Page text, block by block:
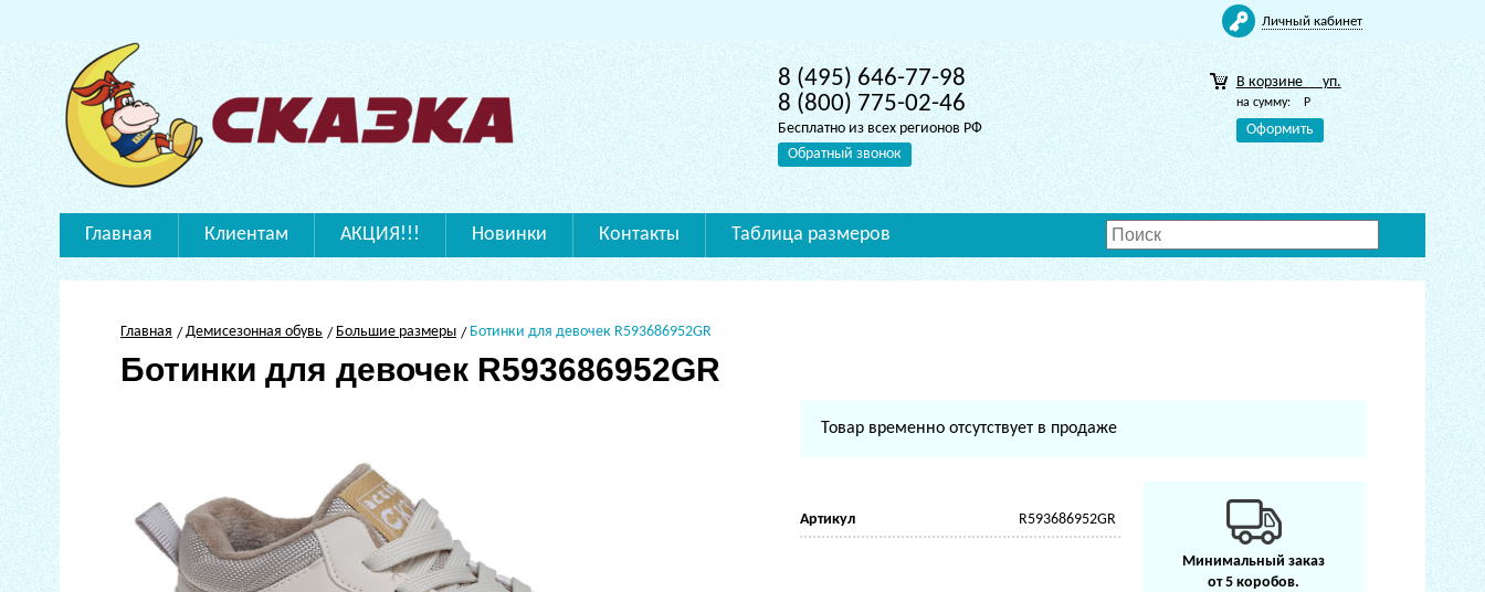
Личный кабинет
8 (495) 646-77-98
8 (800) 775-02-46
Бесплатно из всех регионов РФ
Обратный звонок
В корзине уп.
на сумму: Р
Оформить
Главная Клиентам АКЦИЯ!!! Новинки Контакты Таблица размеров
Главная Демисезонная обувь Большие размеры Ботинки для девочек R593686952GR
Ботинки для девочек R593686952GR
Товар временно отсутствует в продаже
Артикул R593686952GR
Минимальный заказ
от 5 коробов.